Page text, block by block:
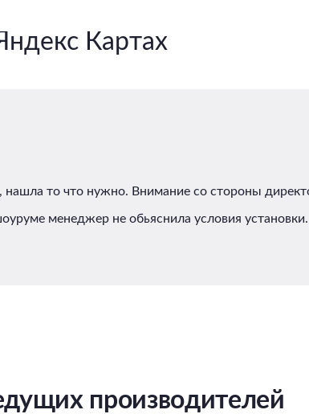
Картах
то что нужно. Внимание со стороны
менеджер не обьяснила условия установки.
производителей